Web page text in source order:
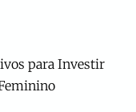
para Investir